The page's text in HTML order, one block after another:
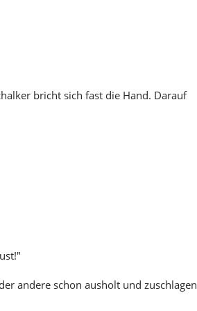
bricht sich fast die Hand. Darauf
andere schon ausholt und zuschlagen